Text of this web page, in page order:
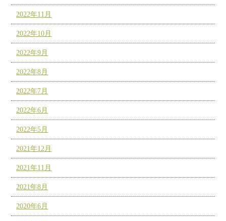
2022年11月
2022年10月
2022年9月
2022年8月
2022年7月
2022年6月
2022年5月
2021年12月
2021年11月
2021年8月
2020年6月